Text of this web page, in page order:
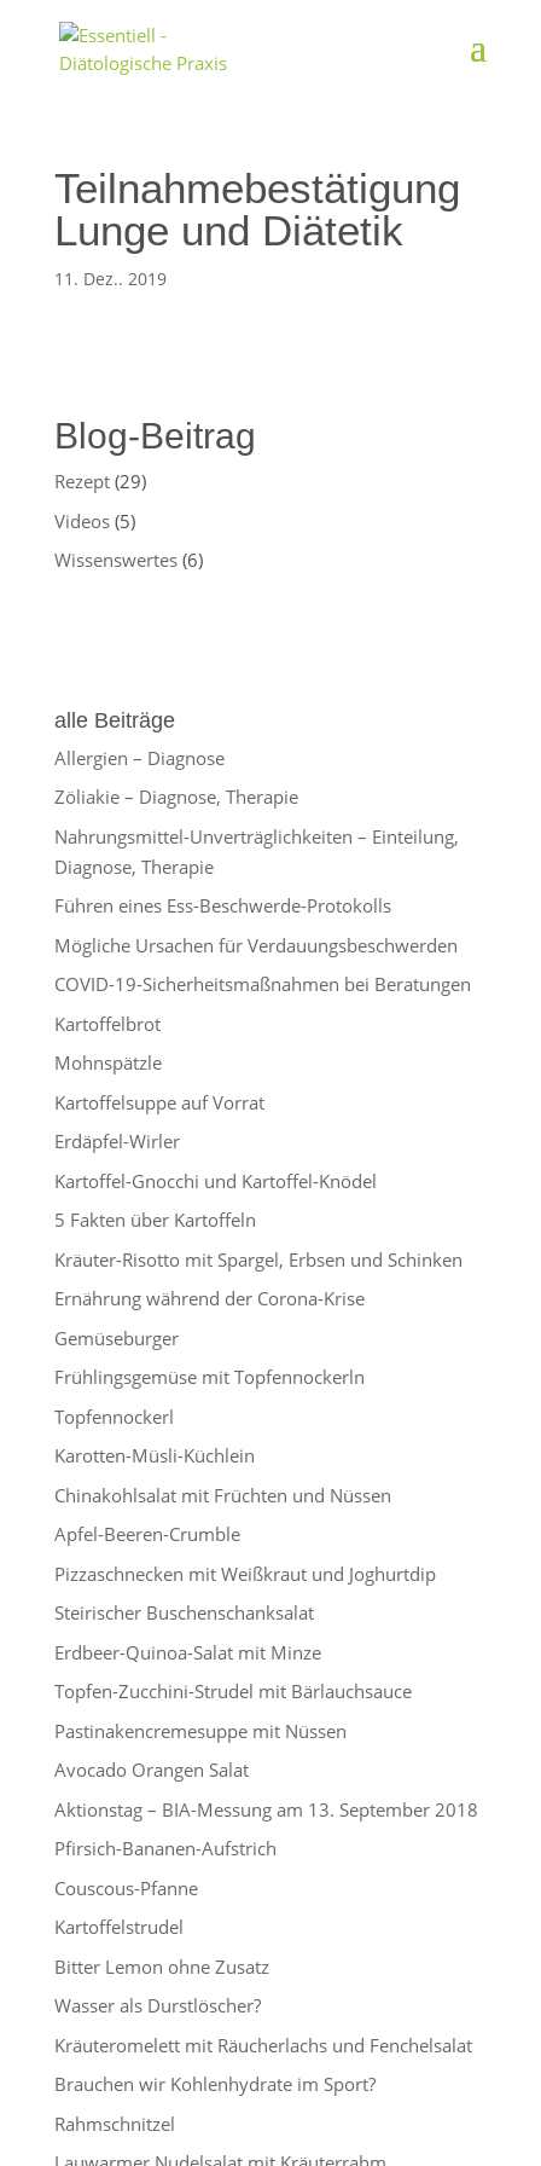
Teilnahmebestätigung
Lunge und Diätetik
11. Dez.. 2019
Blog-Beitrag
Rezept(29)
Videos(5)
Wissenswertes(6)
alle Beiträge
Allergien – Diagnose
Zöliakie – Diagnose, Therapie
Nahrungsmittel-Unverträglichkeiten – Einteilung,
Diagnose, Therapie
Führen eines Ess-Beschwerde-Protokolls
Mögliche Ursachen für Verdauungsbeschwerden
COVID-19-Sicherheitsmaßnahmen bei Beratungen
Kartoffelbrot
Mohnspätzle
Kartoffelsuppe auf Vorrat
Erdäpfel-Wirler
Kartoffel-Gnocchi und Kartoffel-Knödel
5 Fakten über Kartoffeln
Kräuter-Risotto mit Spargel, Erbsen und Schinken
Ernährung während der Corona-Krise
Gemüseburger
Frühlingsgemüse mit Topfennockerln
Topfennockerl
Karotten-Müsli-Küchlein
Chinakohlsalat mit Früchten und Nüssen
Apfel-Beeren-Crumble
Pizzaschnecken mit Weißkraut und Joghurtdip
Steirischer Buschenschanksalat
Erdbeer-Quinoa-Salat mit Minze
Topfen-Zucchini-Strudel mit Bärlauchsauce
Pastinakencremesuppe mit Nüssen
Avocado Orangen Salat
Aktionstag – BIA-Messung am 13. September 2018
Pfirsich-Bananen-Aufstrich
Couscous-Pfanne
Kartoffelstrudel
Bitter Lemon ohne Zusatz
Wasser als Durstlöscher?
Kräuteromelett mit Räucherlachs und Fenchelsalat
Brauchen wir Kohlenhydrate im Sport?
Rahmschnitzel